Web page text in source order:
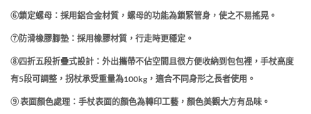
⑥鎖定螺母：採用鋁合金材質，螺母的功能為鎖緊管身，使之不易搖晃。
⑦防滑橡膠腳墊：採用橡膠材質，行走時更穩定。
⑧四折五段折疊式設計：外出攜帶不佔空間且很方便收納到包包裡，手杖高度
有5段可調整，拐杖承受重量為100kg，適合不同身形之長者使用。
⑨ 表面顏色處理：手杖表面的顏色為轉印工藝，顏色美觀大方有品味。